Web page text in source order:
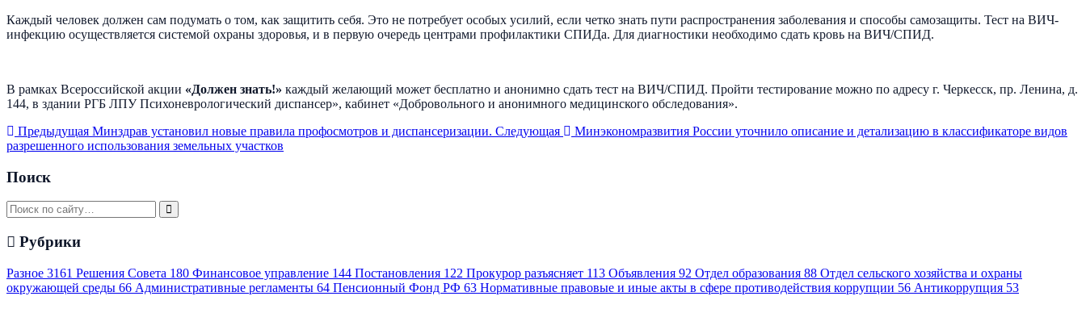
Каждый человек должен сам подумать о том, как защитить себя. Это не потребует особых усилий, если четко знать пути распространения заболевания и способы самозащиты. Тест на ВИЧ-
инфекцию осуществляется системой охраны здоровья, и в первую очередь центрами профилактики СПИДа. Для диагностики необходимо сдать кровь на ВИЧ/СПИД.
В рамках Всероссийской акции «Должен знать!» каждый желающий может бесплатно и анонимно сдать тест на ВИЧ/СПИД. Пройти тестирование можно по адресу г. Черкесск, пр. Ленина, д.
144, в здании РГБ ЛПУ Психоневрологический диспансер», кабинет «Добровольного и анонимного медицинского обследования».
Предыдущая Минздрав установил новые правила профосмотров и диспансеризации. Следующая
Минэкономразвития России уточнило описание и детализацию в классификаторе видов
разрешенного использования земельных участков
Поиск
Рубрики
Разное 3161 Решения Совета 180 Финансовое управление 144 Постановления 122 Прокурор разъясняет 113 Объявления 92 Отдел образования 88 Отдел сельского хозяйства и охраны
окружающей среды 66 Административные регламенты 64 Пенсионный Фонд РФ 63 Нормативные правовые и иные акты в сфере противодействия коррупции 56 Антикоррупция 53